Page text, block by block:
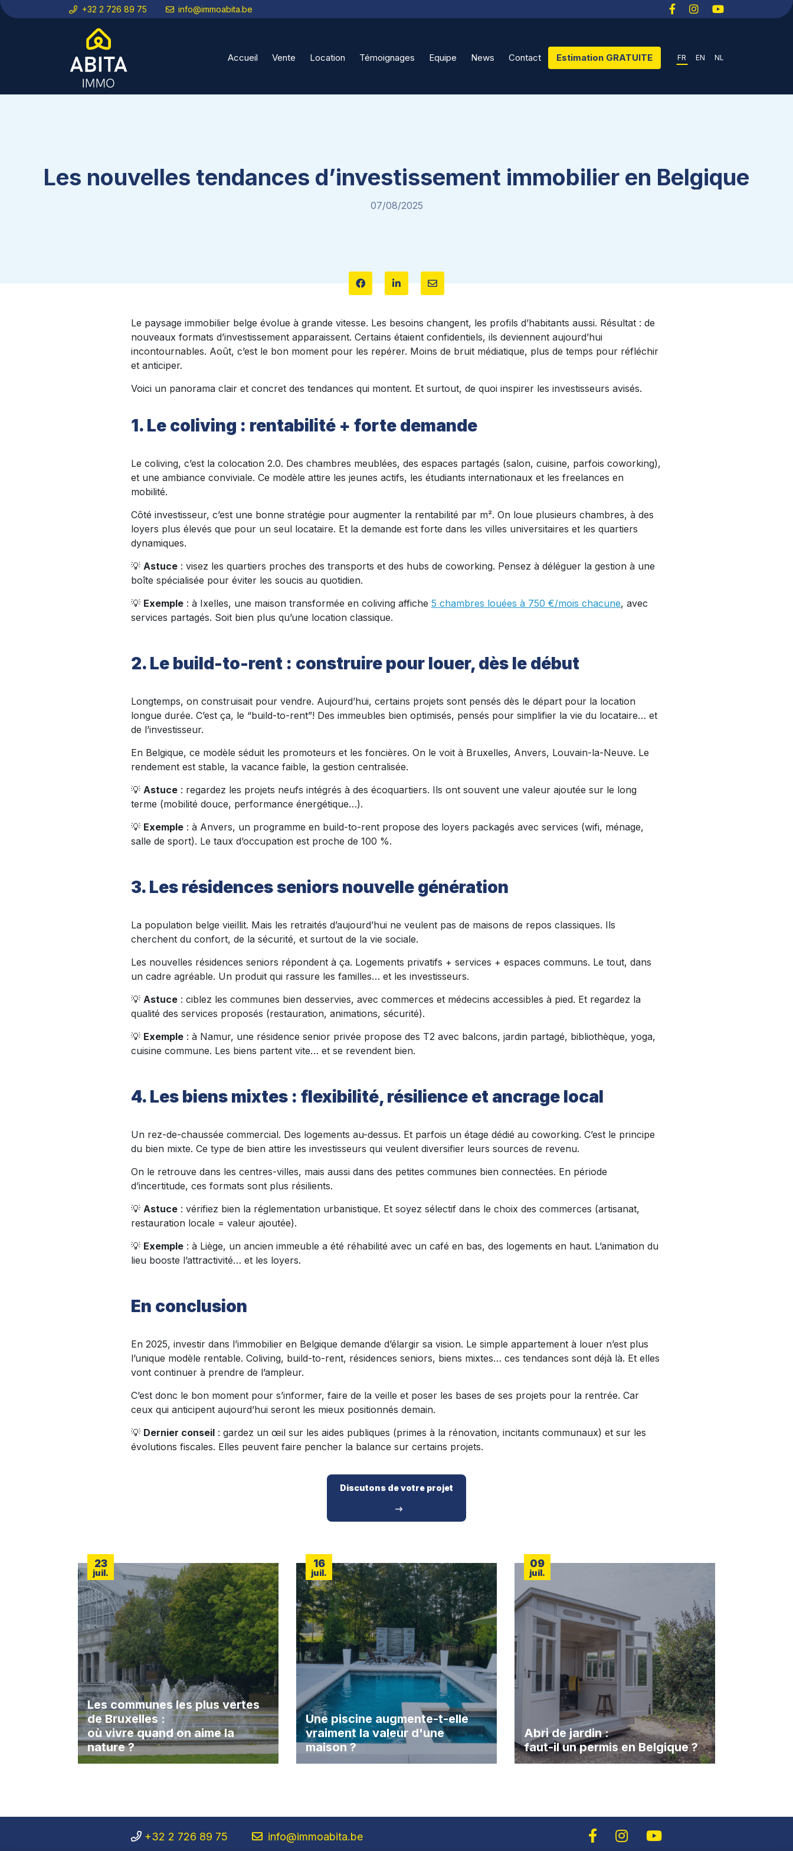
+32 2 726 89 75 info@immoabita.be
Accueil Vente Location Témoignages Equipe News Contact Estimation GRATUITE FR EN NL
Les nouvelles tendances d’investissement immobilier en Belgique
07/08/2025
Le paysage immobilier belge évolue à grande vitesse. Les besoins changent, les profils d’habitants aussi. Résultat : de
nouveaux formats d’investissement apparaissent. Certains étaient confidentiels, ils deviennent aujourd’hui
incontournables. Août, c’est le bon moment pour les repérer. Moins de bruit médiatique, plus de temps pour réfléchir
et anticiper.
Voici un panorama clair et concret des tendances qui montent. Et surtout, de quoi inspirer les investisseurs avisés.
1. Le coliving : rentabilité + forte demande
Le coliving, c’est la colocation 2.0. Des chambres meublées, des espaces partagés (salon, cuisine, parfois coworking),
et une ambiance conviviale. Ce modèle attire les jeunes actifs, les étudiants internationaux et les freelances en
mobilité.
Côté investisseur, c’est une bonne stratégie pour augmenter la rentabilité par m². On loue plusieurs chambres, à des
loyers plus élevés que pour un seul locataire. Et la demande est forte dans les villes universitaires et les quartiers
dynamiques.
💡 Astuce : visez les quartiers proches des transports et des hubs de coworking. Pensez à déléguer la gestion à une
boîte spécialisée pour éviter les soucis au quotidien.
💡 Exemple : à Ixelles, une maison transformée en coliving affiche 5 chambres louées à 750 €/mois chacune, avec
services partagés. Soit bien plus qu’une location classique.
2. Le build-to-rent : construire pour louer, dès le début
Longtemps, on construisait pour vendre. Aujourd’hui, certains projets sont pensés dès le départ pour la location
longue durée. C’est ça, le “build-to-rent”! Des immeubles bien optimisés, pensés pour simplifier la vie du locataire… et
de l’investisseur.
En Belgique, ce modèle séduit les promoteurs et les foncières. On le voit à Bruxelles, Anvers, Louvain-la-Neuve. Le
rendement est stable, la vacance faible, la gestion centralisée.
💡 Astuce : regardez les projets neufs intégrés à des écoquartiers. Ils ont souvent une valeur ajoutée sur le long
terme (mobilité douce, performance énergétique…).
💡 Exemple : à Anvers, un programme en build-to-rent propose des loyers packagés avec services (wifi, ménage,
salle de sport). Le taux d’occupation est proche de 100 %.
3. Les résidences seniors nouvelle génération
La population belge vieillit. Mais les retraités d’aujourd’hui ne veulent pas de maisons de repos classiques. Ils
cherchent du confort, de la sécurité, et surtout de la vie sociale.
Les nouvelles résidences seniors répondent à ça. Logements privatifs + services + espaces communs. Le tout, dans
un cadre agréable. Un produit qui rassure les familles… et les investisseurs.
💡 Astuce : ciblez les communes bien desservies, avec commerces et médecins accessibles à pied. Et regardez la
qualité des services proposés (restauration, animations, sécurité).
💡 Exemple : à Namur, une résidence senior privée propose des T2 avec balcons, jardin partagé, bibliothèque, yoga,
cuisine commune. Les biens partent vite… et se revendent bien.
4. Les biens mixtes : flexibilité, résilience et ancrage local
Un rez-de-chaussée commercial. Des logements au-dessus. Et parfois un étage dédié au coworking. C’est le principe
du bien mixte. Ce type de bien attire les investisseurs qui veulent diversifier leurs sources de revenu.
On le retrouve dans les centres-villes, mais aussi dans des petites communes bien connectées. En période
d’incertitude, ces formats sont plus résilients.
💡 Astuce : vérifiez bien la réglementation urbanistique. Et soyez sélectif dans le choix des commerces (artisanat,
restauration locale = valeur ajoutée).
💡 Exemple : à Liège, un ancien immeuble a été réhabilité avec un café en bas, des logements en haut. L’animation du
lieu booste l’attractivité… et les loyers.
En conclusion
En 2025, investir dans l’immobilier en Belgique demande d’élargir sa vision. Le simple appartement à louer n’est plus
l’unique modèle rentable. Coliving, build-to-rent, résidences seniors, biens mixtes… ces tendances sont déjà là. Et elles
vont continuer à prendre de l’ampleur.
C’est donc le bon moment pour s’informer, faire de la veille et poser les bases de ses projets pour la rentrée. Car
ceux qui anticipent aujourd’hui seront les mieux positionnés demain.
💡 Dernier conseil : gardez un œil sur les aides publiques (primes à la rénovation, incitants communaux) et sur les
évolutions fiscales. Elles peuvent faire pencher la balance sur certains projets.
Discutons de votre projet
23
juil.
Les communes les plus vertes
de Bruxelles :
où vivre quand on aime la
nature ?
16
juil.
Une piscine augmente-t-elle
vraiment la valeur d'une
maison ?
09
juil.
Abri de jardin :
faut-il un permis en Belgique ?
+32 2 726 89 75 info@immoabita.be